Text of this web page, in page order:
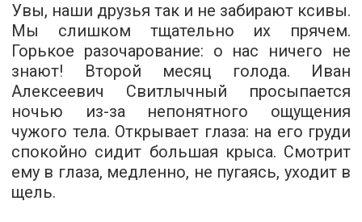
Увы, наши друзья так и не забирают ксивы.
Мы слишком тщательно их прячем.
Горькое разочарование: о нас ничего не
знают! Второй месяц голода. Иван
Алексеевич Свитлычный просыпается
ночью из­-за непонятного ощущения
чужого тела. Открывает глаза: на его груди
спокойно сидит большая крыса. Смотрит
ему в глаза, медленно, не пугаясь, уходит в
щель.